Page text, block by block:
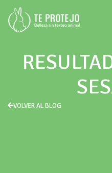
VOLVER AL BLOG